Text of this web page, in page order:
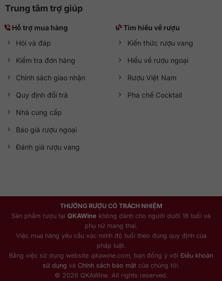
Trung tâm trợ giúp
Hỗ trợ mua hàng
Hỏi và đáp
Kiểm tra đơn hàng
Chính sách giao nhận
Quy định đổi trả
Nhà cung cấp
Báo giá rượu ngoại
Đánh giá rượu vang
Tìm hiểu về rượu
Kiến thức rượu vang
Hiểu về rượu ngoại
Rượu Việt Nam
Pha chế Cocktail
THƯỞNG RƯỢU CÓ TRÁCH NHIỆM
Sản phẩm rượu tại QKAWine không dành cho người dưới 18 tuổi và
phụ nữ mang thai.
Việc mua hàng yêu cầu xác minh độ tuổi theo đúng quy định của
pháp luật.
Bằng việc sử dụng website qkawine.com , bạn đồng ý với Điều khoản
sử dụng và Chính sách bảo mậtcủa chúng tôi.
© 2026 QKAWine. All rights reserved.